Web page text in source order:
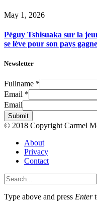
May 1, 2026
Péguy Tshisuaka sur la
se lève pour son pays
Newsletter
Fullname *
Email *
Email
Submit
© 2018 Copyright Carmel
About
Privacy
Contact
Type above and press Enter